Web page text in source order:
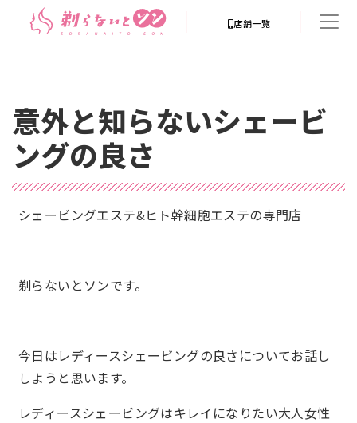
店舗一覧
意外と知らないシェービ
ングの良さ
シェービングエステ&ヒト幹細胞エステの専門店
剃らないとソンです。
今日はレディースシェービングの良さについてお話し
しようと思います。
レディースシェービングはキレイになりたい大人女性